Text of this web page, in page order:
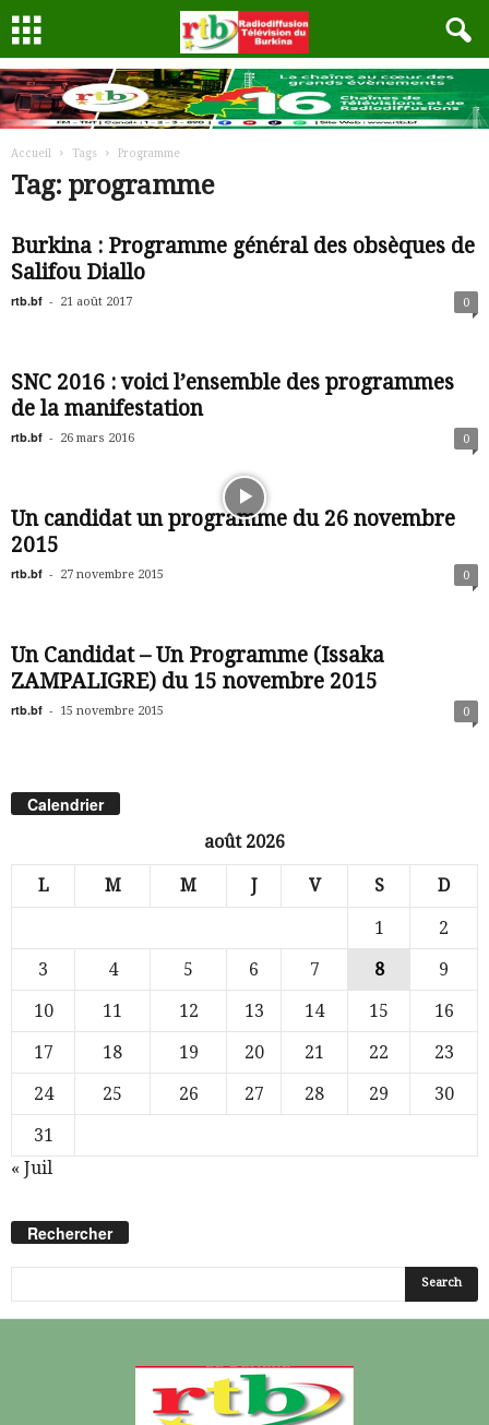
Accueil Tags Programme
Tag: programme
Burkina : Programme général des obsèques de
Salifou Diallo
rtb.bf - 21 août 2017 0
SNC 2016 : voici l’ensemble des programmes
de la manifestation
rtb.bf - 26 mars 2016 0
Un candidat un programme du 26 novembre
2015
rtb.bf - 27 novembre 2015 0
Un Candidat – Un Programme (Issaka
ZAMPALIGRE) du 15 novembre 2015
rtb.bf - 15 novembre 2015 0
Calendrier
août 2026
L M M J V S D
1
2
3
4 5 6 7 8
9
10
11 12 13 14 15
16
17
18 19 20 21 22
23
24
25 26 27 28 29
30
31
« Juil
Rechercher